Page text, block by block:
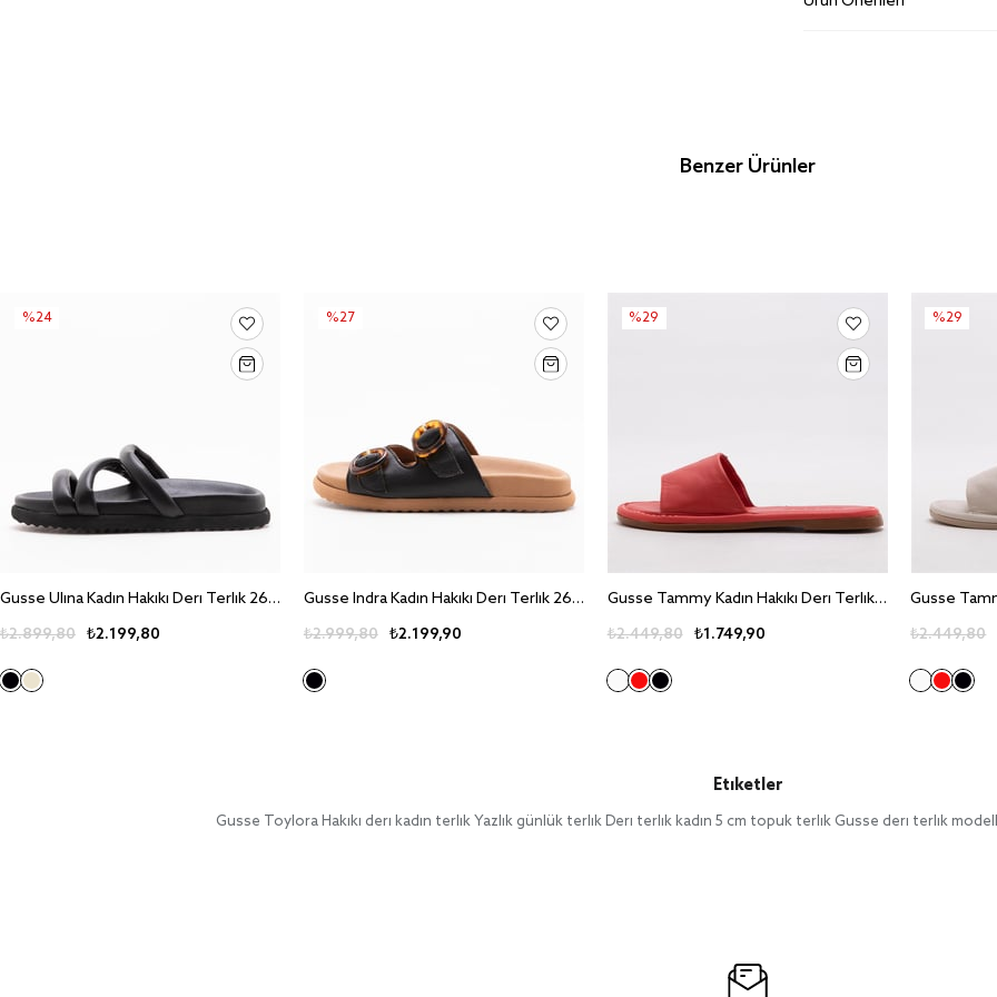
Benzer Ürünler
Gusse Ulina Kadin Hakiki Deri Terlik 260717
₺2.199,80
₺2.899,80
%24
Gusse Indra Kadin Hakiki Deri Terlik 260715
₺2.199,90
₺2.999,80
%27
Gusse Tammy Kadin Hakiki Deri Terlik 242305
₺1.749,90
₺2.449,80
%29
₺2.449,80
%29
Etiketler
Gusse Toylora Hakiki deri kadın terlik Yazlık günlük terlik Deri terlik kadın 5 cm topuk terlik Gusse deri terlik